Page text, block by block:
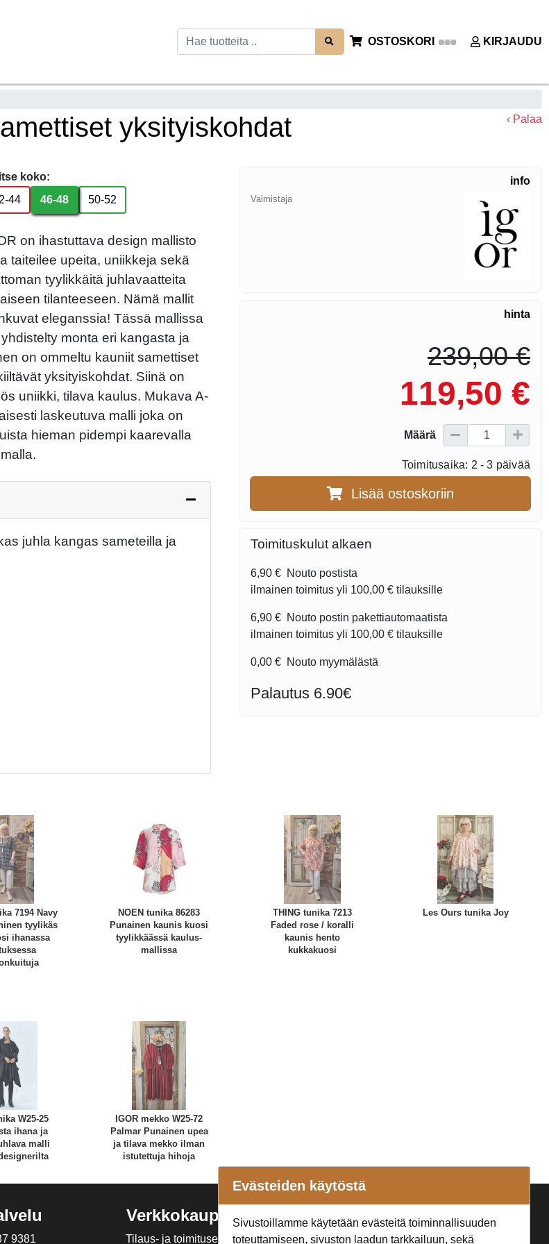
OSTOSKORI KIRJAUDU
yksityiskohdat ‹ Palaa
koko:
44
46-48 50-52
on ihastuttava design mallisto
taiteilee upeita, uniikkeja sekä
tyylikkäitä juhlavaatteita
tilanteeseen. Nämä mallit
eleganssia! Tässä mallissa
monta eri kangasta ja
on ommeltu kauniit samettiset
yksityiskohdat. Siinä on
uniikki, tilava kaulus. Mukava A-
laskeutuva malli joka on
hieman pidempi kaarevalla
juhla kangas sameteilla ja
info
Valmistaja
hinta
239,00 €
119,50 €
Määrä
Toimitusaika: 2 - 3 päivää
Lisää ostoskoriin
Toimituskulut alkaen
6,90 € Nouto postista
ilmainen toimitus yli 100,00 € tilauksille
6,90 € Nouto postin pakettiautomaatista
ilmainen toimitus yli 100,00 € tilauksille
0,00 € Nouto myymälästä
Palautus 6.90€
7194 Navy
tyylikäs
ihanassa
NOEN tunika 86283
Punainen kaunis kuosi
tyylikkäässä kaulus-
mallissa
THING tunika 7213
Faded rose / koralli
kaunis hento
kukkakuosi
Les Ours tunika Joy
W25-25
ihana ja
malli
IGOR mekko W25-72
Palmar Punainen upea
ja tilava mekko ilman
istutettuja hihoja
9381
Verkkokauppa
Tilaus- ja toimitusehdot
Seuraa Meitä
Evästeiden käytöstä
Sivustoillamme käytetään evästeitä toiminnallisuuden
toteuttamiseen, sivuston laadun tarkkailuun, sekä